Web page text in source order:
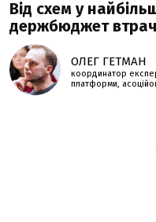
Від схем у
держбюджет
ОЛЕГ ГЕТМАН
координатор
платформи,